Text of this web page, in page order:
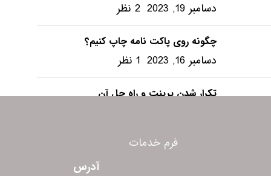
دسامبر 19, 2023 2 نظر
چگونه روی پاکت نامه چاپ کنیم؟
دسامبر 16, 2023 1 نظر
تکرار شدن پرینت و راه حل آن
فرم خدمات
آدرس